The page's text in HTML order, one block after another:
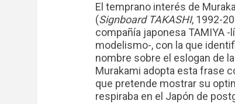
El temprano interés de
(Signboard TAKASHI, 1992-
compañía japonesa TAMIYA
modelismo-, con la que
nombre sobre el eslogan de
Murakami adopta esta frase
que pretende mostrar su
respiraba en el Japón de